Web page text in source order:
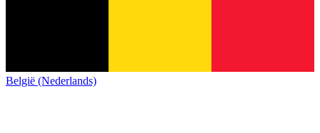
België (Nederlands)